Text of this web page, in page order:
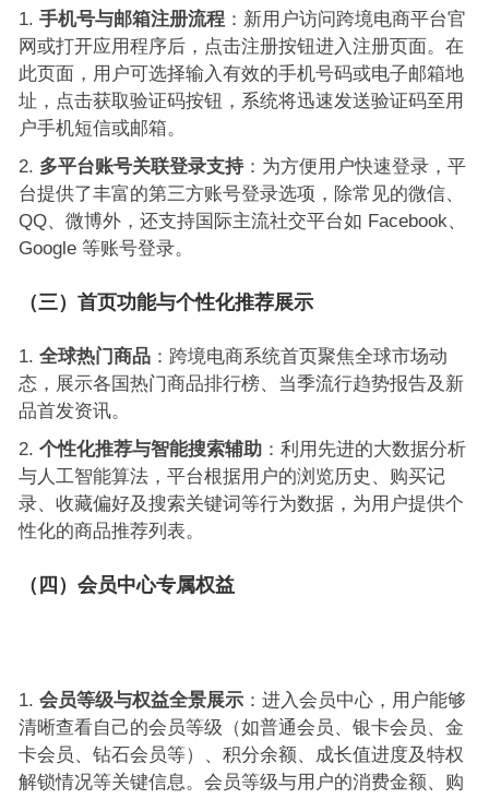
手机号与邮箱注册流程：新用户访问跨境电商平台官
网或打开应用程序后，点击注册按钮进入注册页面。在
此页面，用户可选择输入有效的手机号码或电子邮箱地
址，点击获取验证码按钮，系统将迅速发送验证码至用
户手机短信或邮箱。
多平台账号关联登录支持：为方便用户快速登录，平
台提供了丰富的第三方账号登录选项，除常见的微信、
QQ、微博外，还支持国际主流社交平台如 Facebook、
Google 等账号登录。
（三）首页功能与个性化推荐展示
全球热门商品：跨境电商系统首页聚焦全球市场动
态，展示各国热门商品排行榜、当季流行趋势报告及新
品首发资讯。
个性化推荐与智能搜索辅助：利用先进的大数据分析
与人工智能算法，平台根据用户的浏览历史、购买记
录、收藏偏好及搜索关键词等行为数据，为用户提供个
性化的商品推荐列表。
（ 四 ）会员中心专属权益
会员等级与权益全景展示：进入会员中心，用户能够
清晰查看自己的会员等级（如普通会员、银卡会员、金
卡会员、钻石会员等）、积分余额、成长值进度及特权
解锁情况等关键信息。会员等级与用户的消费金额、购